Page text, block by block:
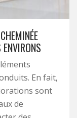
En fait,
sont
de